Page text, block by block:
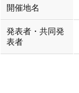
開催地名
発表者・共同発
表者